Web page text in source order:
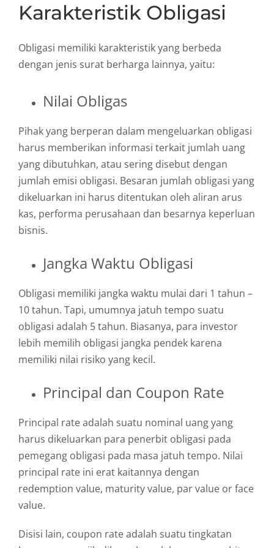
Karakteristik Obligasi
Obligasi memiliki karakteristik yang berbeda
dengan jenis surat berharga lainnya, yaitu:
Nilai Obligas
Pihak yang berperan dalam mengeluarkan obligasi
harus memberikan informasi terkait jumlah uang
yang dibutuhkan, atau sering disebut dengan
jumlah emisi obligasi. Besaran jumlah obligasi yang
dikeluarkan ini harus ditentukan oleh aliran arus
kas, performa perusahaan dan besarnya keperluan
bisnis.
Jangka Waktu Obligasi
Obligasi memiliki jangka waktu mulai dari 1 tahun –
10 tahun. Tapi, umumnya jatuh tempo suatu
obligasi adalah 5 tahun. Biasanya, para investor
lebih memilih obligasi jangka pendek karena
memiliki nilai risiko yang kecil.
Principal dan Coupon Rate
Principal rate adalah suatu nominal uang yang
harus dikeluarkan para penerbit obligasi pada
pemegang obligasi pada masa jatuh tempo. Nilai
principal rate ini erat kaitannya dengan
redemption value, maturity value, par value or face
value.
Disisi lain, coupon rate adalah suatu tingkatan